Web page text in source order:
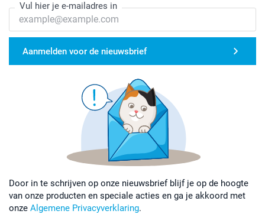
Vul hier je e-mailadres in
Aanmelden voor de nieuwsbrief
Door in te schrijven op onze nieuwsbrief blijf je op de hoogte
van onze producten en speciale acties en ga je akkoord met
onze Algemene Privacyverklaring.